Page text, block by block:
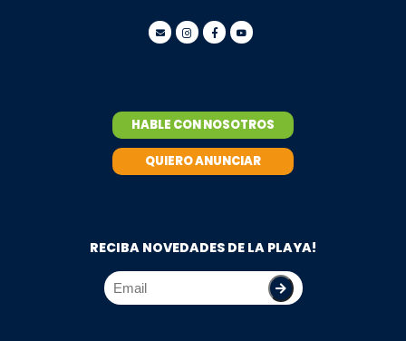
HABLE CON NOSOTROS
QUIERO ANUNCIAR
RECIBA NOVEDADES DE LA PLAYA!